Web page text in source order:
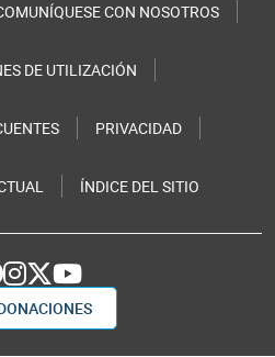
CON NOSOTROS
DE UTILIZACIÓN
PRIVACIDAD
ÍNDICE DEL SITIO